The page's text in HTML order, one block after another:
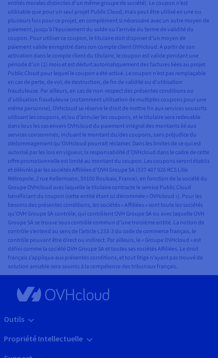
entités morales distinctes d’un même groupe de société). Le coupon n’est
utilisable que pour un seul projet Public Cloud, mais peut être utilisé en une ou
plusieurs fois pour ce projet, en complément si nécessaire avec un autre moyen de
paiement, jusqu’à l’épuisement du solde ou l’arrivée du terme de validité du
coupon. Pour utiliser ce coupon, le titulaire doit disposer d’un moyen de
paiement valide enregistré dans son compte client OVHcloud. A partir de son
activation dans le compte client du titulaire, le coupon est valide pendant une
période d’un (1) mois et est déduit automatiquement des factures liées au projet
Public Cloud pour lequel le coupon a été activé. Le coupon n’est pas remplaçable
en cas de perte, de vol, de destruction, de fin de validité ou d’utilisation
frauduleuse. Par ailleurs, en cas de non-respect des présentes conditions ou
d’utilisation frauduleuse (notamment utilisation de multiples coupons pour une
même personne), OVHcloud se réserve le droit de mettre fin aux services souscrits
utilisant les coupons, et/ou d’annuler les coupons, et le titulaire sera redevable
dans tous les cas envers OVHcloud du paiement intégral des montants lié aux
services consommés, incluant le montant du/des coupons, sans préjudice du
dédommagement qu’OVHcloud pourrait réclamer. Dans les limites de ce qui est
autorisé par les lois en vigueur, la responsabilité d’OVHcloud dans le cadre de cette
offre promotionnelle est limité au montant du coupon. Les coupons seront établis
et délivrés par les sociétés Affiliées d’OVH Groupe SA (537 407 926 RCS Lille
Métropole, 2 rue Kellermann, 59100 Roubaix, France), en fonction de la société du
Groupe OVHcloud avec laquelle le titulaire contracte le service Public Cloud
bénéficiant du coupon (cette entité étant ici dénommée « OVHcloud »). Pour les
besoins des présentes conditions, les sociétés « Affiliées » sont toute les sociétés
qu’OVH Groupe SA contrôle, qui contrôlent OVH Groupe SA ou avec laquelle OVH
Groupe SA se trouve sous contrôle commun d’une troisième entité. La notion de
contrôle s’entend au sens de l’article L233-3 du code de commerce français, le
contrôle pouvant être direct ou indirect. Par ailleurs, le « Groupe OVHcloud » est
défini comme la société OVH Groupe SA et toutes ses sociétés Affiliées. Le droit
français s’applique aux présentes conditions, et tout litige n’ayant pas trouvé de
solution amiable sera soumis à la compétence des tribunaux français.
Outils
Propriété Intellectuelle